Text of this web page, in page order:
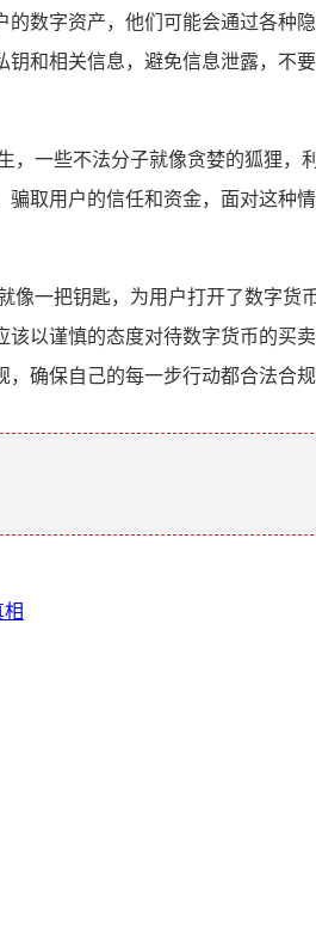
数字资产，他们可能会通过各种
和相关信息，避免信息泄露，不
一些不法分子就像贪婪的狐狸
取用户的信任和资金，面对这种
一把钥匙，为用户打开了数字
以谨慎的态度对待数字货币的买
确保自己的每一步行动都合法合